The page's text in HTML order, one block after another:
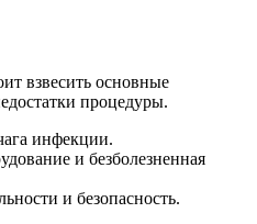
взвесить основные
процедуры.
инфекции.
и безболезненная
и безопасность.